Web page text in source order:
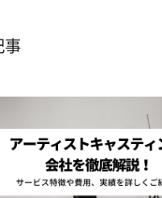
事